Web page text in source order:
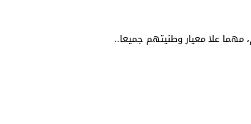
مهما علا معيار وطنيتهم جميعا..